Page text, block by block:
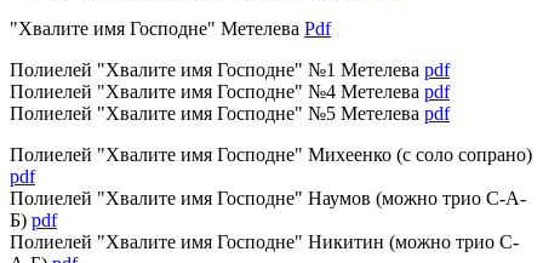
"Хвалите имя Господне" Метелева Pdf
Полиелей "Хвалите имя Господне" №1 Метелева pdf
Полиелей "Хвалите имя Господне" №4 Метелева pdf
Полиелей "Хвалите имя Господне" №5 Метелева pdf
Полиелей "Хвалите имя Господне" Михеенко (с соло сопрано)
pdf
Полиелей "Хвалите имя Господне" Наумов (можно трио С-А-
Б) pdf
Полиелей "Хвалите имя Господне" Никитин (можно трио С-